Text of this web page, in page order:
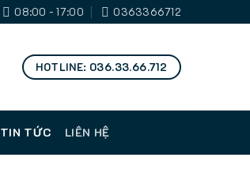
08:00 - 17:00 0363366712
HOTLINE: 036.33.66.712
TIN TỨC LIÊN HỆ